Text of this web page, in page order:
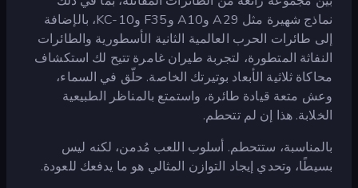
نماذج شهيرة مثل A29 وA10 وF35 وKC-10، بالإضافة
إلى طائرات الحرب العالمية الثانية الأسطورية والطائرات
النفاثة المتطورة، لتجربة طيران غامرة تتيح لك استكشاف
محاكاة ثلاثية الأبعاد بوتيرتك الخاصة. حلّق في السماء،
وعش متعة قيادة طائرة، واستمتع بالمناظر الطبيعية
الخلابة. هذا إن لم تتحطم.
بالمناسبة، ستتحطم. أسلوب اللعب مُدمن، لكنه ليس
بسيطًا، وتحدي إيجاد التوازن المثالي هو ما يدفعك للعودة.